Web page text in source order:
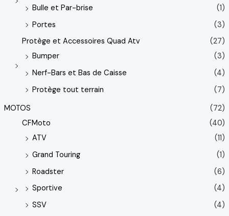
Bulle et Par-brise
(1)
Portes
(3)
Protège et Accessoires Quad Atv
(27)
Bumper
(3)
Nerf-Bars et Bas de Caisse
(4)
Protège tout terrain
(7)
MOTOS
(72)
CFMoto
(40)
ATV
(11)
Grand Touring
(1)
Roadster
(6)
Sportive
(4)
SSV
(4)